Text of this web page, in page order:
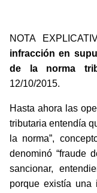
NOTA
infracción en
de la norma
12/10/2015.
Hasta ahora las
tributaria entendía
la norma”,
denominó “fraude
sancionar,
porque existía una